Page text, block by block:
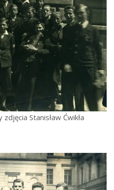
Stanisław Ćwikła